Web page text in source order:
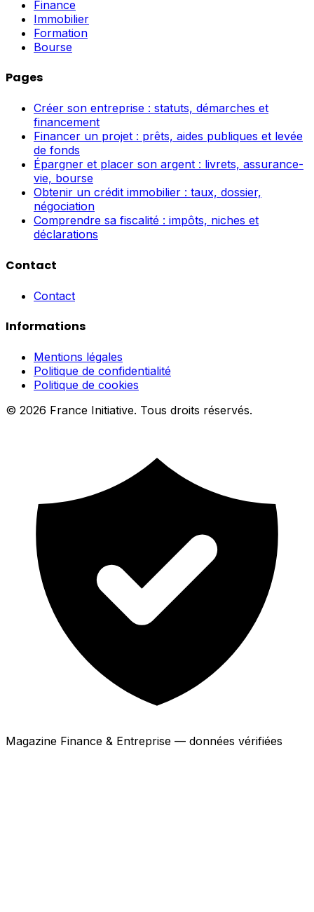
Finance
Immobilier
Formation
Bourse
Pages
Créer son entreprise : statuts, démarches et
financement
Financer un projet : prêts, aides publiques et levée
de fonds
Épargner et placer son argent : livrets, assurance-
vie, bourse
Obtenir un crédit immobilier : taux, dossier,
négociation
Comprendre sa fiscalité : impôts, niches et
déclarations
Contact
Contact
Informations
Mentions légales
Politique de confidentialité
Politique de cookies
© 2026 France Initiative. Tous droits réservés.
Magazine Finance & Entreprise — données vérifiées